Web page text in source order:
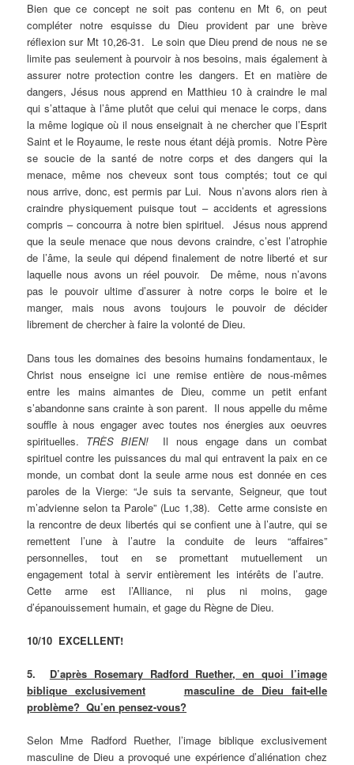
Bien que ce concept ne soit pas contenu en Mt 6, on peut
compléter notre esquisse du Dieu provident par une brève
réflexion sur Mt 10,26-31. Le soin que Dieu prend de nous ne se
limite pas seulement à pourvoir à nos besoins, mais également à
assurer notre protection contre les dangers. Et en matière de
dangers, Jésus nous apprend en Matthieu 10 à craindre le mal
qui s’attaque à l’âme plutôt que celui qui menace le corps, dans
la même logique où il nous enseignait à ne chercher que l’Esprit
Saint et le Royaume, le reste nous étant déjà promis. Notre Père
se soucie de la santé de notre corps et des dangers qui la
menace, même nos cheveux sont tous comptés; tout ce qui
nous arrive, donc, est permis par Lui. Nous n’avons alors rien à
craindre physiquement puisque tout – accidents et agressions
compris – concourra à notre bien spirituel. Jésus nous apprend
que la seule menace que nous devons craindre, c’est l’atrophie
de l’âme, la seule qui dépend finalement de notre liberté et sur
laquelle nous avons un réel pouvoir. De même, nous n’avons
pas le pouvoir ultime d’assurer à notre corps le boire et le
manger, mais nous avons toujours le pouvoir de décider
librement de chercher à faire la volonté de Dieu.
Dans tous les domaines des besoins humains fondamentaux, le
Christ nous enseigne ici une remise entière de nous-mêmes
entre les mains aimantes de Dieu, comme un petit enfant
s’abandonne sans crainte à son parent. Il nous appelle du même
souffle à nous engager avec toutes nos énergies aux oeuvres
spirituelles. TRÈS BIEN! Il nous engage dans un combat
spirituel contre les puissances du mal qui entravent la paix en ce
monde, un combat dont la seule arme nous est donnée en ces
paroles de la Vierge: “Je suis ta servante, Seigneur, que tout
m’advienne selon ta Parole” (Luc 1,38). Cette arme consiste en
la rencontre de deux libertés qui se confient une à l’autre, qui se
remettent l’une à l’autre la conduite de leurs “affaires”
personnelles, tout en se promettant mutuellement un
engagement total à servir entièrement les intérêts de l’autre.
Cette arme est l’Alliance, ni plus ni moins, gage
d’épanouissement humain, et gage du Règne de Dieu.
10/10 EXCELLENT!
5. D’après Rosemary Radford Ruether, en quoi l’image
biblique exclusivement
masculine de Dieu fait-elle
problème? Qu’en pensez-vous?
Selon Mme Radford Ruether, l’image biblique exclusivement
masculine de Dieu a provoqué une expérience d’aliénation chez